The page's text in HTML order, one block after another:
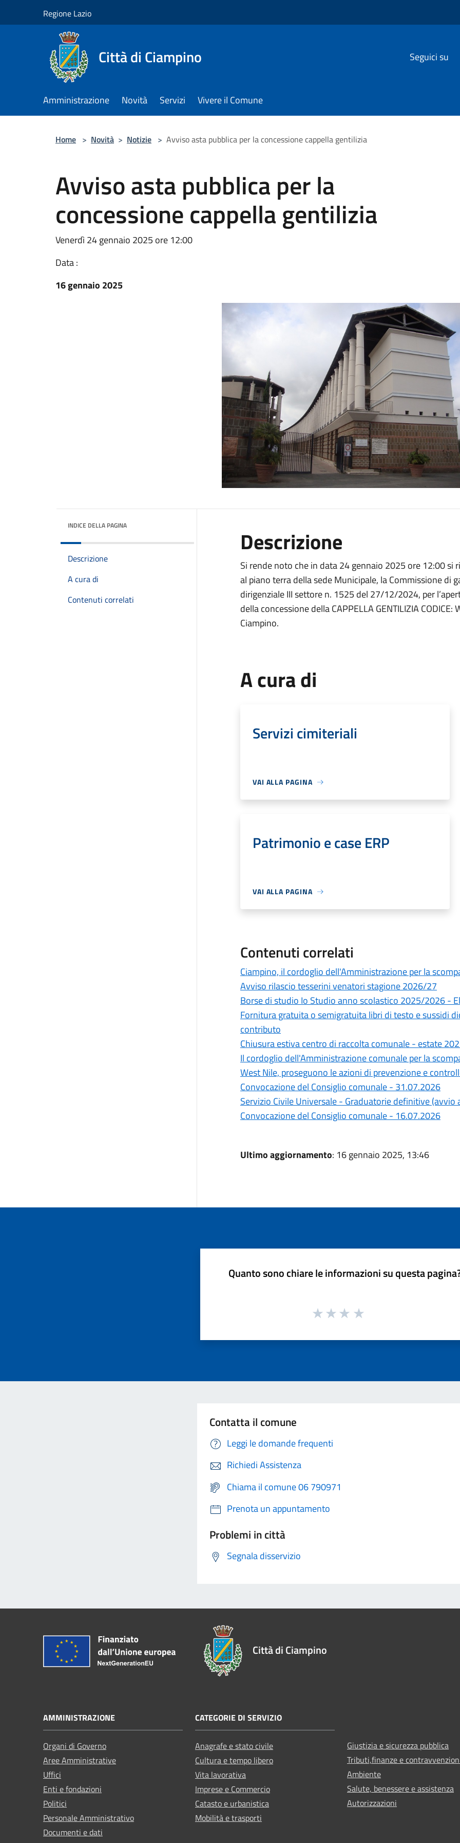
Regione Lazio
Città di Ciampino Seguici su
Amministrazione Novità Servizi Vivere il Comune
Home > Novità > Notizie > Avviso asta pubblica per la concessione cappella gentilizia
Avviso asta pubblica per la
concessione cappella gentilizia
Venerdì 24 gennaio 2025 ore 12:00
Data :
16 gennaio 2025
INDICE DELLA PAGINA
Descrizione
A cura di
Contenuti correlati
Descrizione
Si rende noto che in data 24 gennaio 2025 ore 12:00 si
al piano terra della sede Municipale, la Commissione di
dirigenziale III settore n. 1525 del 27/12/2024, per
della concessione della CAPPELLA GENTILIZIA
Ciampino.
A cura di
Servizi cimiteriali
VAI ALLA PAGINA
Patrimonio e case ERP
VAI ALLA PAGINA
Contenuti correlati
Ciampino, il cordoglio dell'Amministrazione per la
Avviso rilascio tesserini venatori stagione 2026/27
Borse di studio Io Studio anno scolastico 2025/2026 -
Fornitura gratuita o semigratuita libri di testo e sussidi
contributo
Chiusura estiva centro di raccolta comunale - estate
Il cordoglio dell'Amministrazione comunale per la
West Nile, proseguono le azioni di prevenzione e
Convocazione del Consiglio comunale - 31.07.2026
Servizio Civile Universale - Graduatorie definitive (avvio
Convocazione del Consiglio comunale - 16.07.2026
Ultimo aggiornamento: 16 gennaio 2025, 13:46
Quanto sono chiare le informazioni su questa
Contatta il comune
Leggi le domande frequenti
Richiedi Assistenza
Chiama il comune 06 790971
Prenota un appuntamento
Problemi in città
Segnala disservizio
Città di Ciampino
AMMINISTRAZIONE
Organi di Governo
Aree Amministrative
Uffici
Enti e fondazioni
Politici
Personale Amministrativo
Documenti e dati
CATEGORIE DI SERVIZIO
Anagrafe e stato civile
Cultura e tempo libero
Vita lavorativa
Imprese e Commercio
Catasto e urbanistica
Mobilità e trasporti
Giustizia e sicurezza pubblica
Tributi,finanze e
Ambiente
Salute, benessere e assistenza
Autorizzazioni